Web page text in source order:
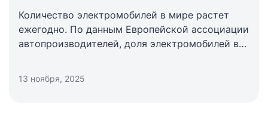
Количество электромобилей в мире растет
ежегодно. По данным Европейской ассоциации
автопроизводителей, доля электромобилей в
процентов. Для гостиницы это означает одно:
среди гостей все чаще будут владельцы
13 ноября, 2025